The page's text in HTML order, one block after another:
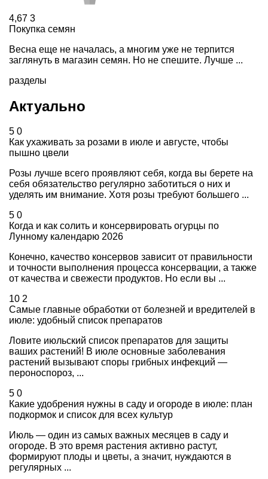
4,67 3
Покупка семян
Весна еще не началась, а многим уже не терпится
заглянуть в магазин семян. Но не спешите. Лучше ...
разделы
Актуально
5 0
Как ухаживать за розами в июле и августе, чтобы
пышно цвели
Розы лучше всего проявляют себя, когда вы берете на
себя обязательство регулярно заботиться о них и
уделять им внимание. Хотя розы требуют большего ...
5 0
Когда и как солить и консервировать огурцы по
Лунному календарю 2026
Конечно, качество консервов зависит от правильности
и точности выполнения процесса консервации, а также
от качества и свежести продуктов. Но если вы ...
10 2
Самые главные обработки от болезней и вредителей в
июле: удобный список препаратов
Ловите июльский список препаратов для защиты
ваших растений! В июле основные заболевания
растений вызывают споры грибных инфекций —
пероноспороз, ...
5 0
Какие удобрения нужны в саду и огороде в июле: план
подкормок и список для всех культур
Июль — один из самых важных месяцев в саду и
огороде. В это время растения активно растут,
формируют плоды и цветы, а значит, нуждаются в
регулярных ...